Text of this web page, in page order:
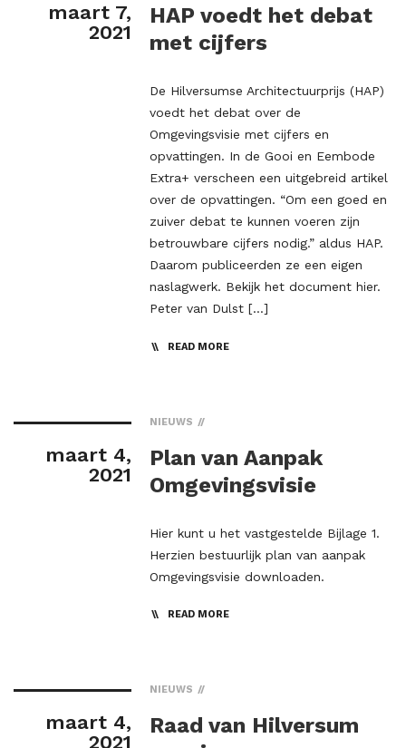
maart 7,
2021
HAP voedt het debat
met cijfers
De Hilversumse Architectuurprijs (HAP)
voedt het debat over de
Omgevingsvisie met cijfers en
opvattingen. In de Gooi en Eembode
Extra+ verscheen een uitgebreid artikel
over de opvattingen. “Om een goed en
zuiver debat te kunnen voeren zijn
betrouwbare cijfers nodig.” aldus HAP.
Daarom publiceerden ze een eigen
naslagwerk. Bekijk het document hier.
Peter van Dulst […]
READ MORE
maart 4,
2021
NIEUWS
Plan van Aanpak
Omgevingsvisie
Hier kunt u het vastgestelde Bijlage 1.
Herzien bestuurlijk plan van aanpak
Omgevingsvisie downloaden.
READ MORE
maart 4,
2021
NIEUWS
Raad van Hilversum